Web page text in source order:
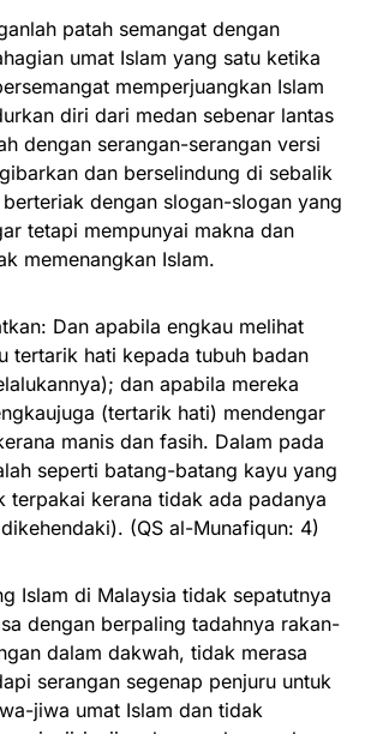
patah semangat dengan
umat Islam yang satu ketika
memperjuangkan Islam
diri dari medan sebenar lantas
dengan serangan-serangan versi
dan berselindung di sebalik
dengan slogan-slogan yang
tetapi mempunyai makna dan
memenangkan Islam.
Dan apabila engkau melihat
tertarik hati kepada tubuh badan
dan apabila mereka
(tertarik hati) mendengar
manis dan fasih. Dalam pada
seperti batang-batang kayu yang
terpakai kerana tidak ada padanya
(QS al-Munafiqun: 4)
Islam di Malaysia tidak sepatutnya
dengan berpaling tadahnya rakan-
dalam dakwah, tidak merasa
serangan segenap penjuru untuk
jiwa umat Islam dan tidak